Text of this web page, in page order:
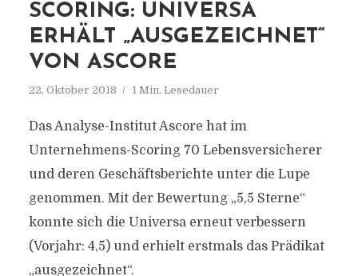
SCORING: UNIVERSA
ERHÄLT „AUSGEZEICHNET“
VON ASCORE
22. Oktober 2018 1 Min. Lesedauer
Das Analyse-Institut Ascore hat im
Unternehmens-Scoring 70 Lebensversicherer
und deren Geschäftsberichte unter die Lupe
genommen. Mit der Bewertung „5,5 Sterne“
konnte sich die Universa erneut verbessern
(Vorjahr: 4,5) und erhielt erstmals das Prädikat
„ausgezeichnet“.